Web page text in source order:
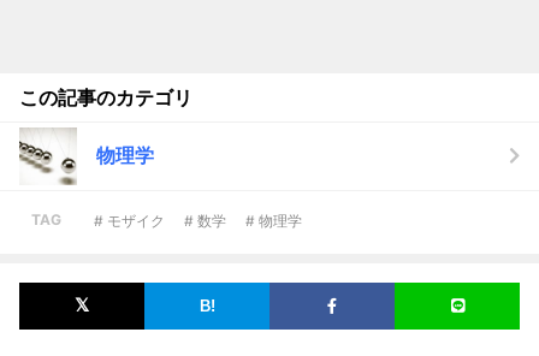
この記事のカテゴリ
物理学
TAG # モザイク # 数学 # 物理学